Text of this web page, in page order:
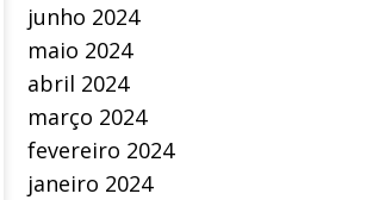
junho 2024
maio 2024
abril 2024
março 2024
fevereiro 2024
janeiro 2024